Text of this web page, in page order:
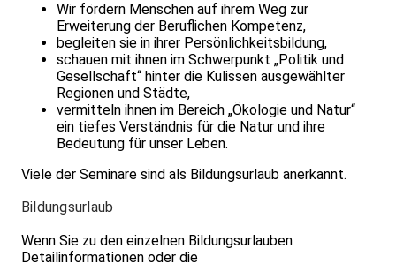
Wir fördern Menschen auf ihrem Weg zur
Erweiterung der Beruflichen Kompetenz,
begleiten sie in ihrer Persönlichkeitsbildung,
schauen mit ihnen im Schwerpunkt „Politik und
Gesellschaft“ hinter die Kulissen ausgewählter
Regionen und Städte,
vermitteln ihnen im Bereich „Ökologie und Natur“
ein tiefes Verständnis für die Natur und ihre
Bedeutung für unser Leben.
Viele der Seminare sind als Bildungsurlaub anerkannt.
Bildungsurlaub
Wenn Sie zu den einzelnen Bildungsurlauben
Detailinformationen oder die